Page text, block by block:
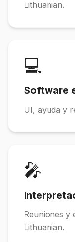
Lithuanian.
💻
Software
UI, ayuda y
🎤
Reuniones y
Lithuanian.